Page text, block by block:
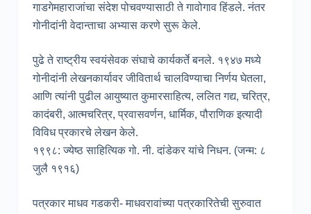
गाडगेमहाराजांचा संदेश पोचवण्यासाठी ते गावोगाव हिंडले. नंतर
गोनीदांनी वेदान्ताचा अभ्यास करणे सुरू केले.
पुढे ते राष्ट्रीय स्वयंसेवक संघाचे कार्यकर्ते बनले. १९४७ मध्ये
गोनीदांनी लेखनकार्यावर जीवितार्थ चालविण्याचा निर्णय घेतला,
आणि त्यांनी पुढील आयुष्यात कुमारसाहित्य, ललित गद्य, चरित्र,
कादंबरी, आत्मचरित्र, प्रवासवर्णन, धार्मिक, पौराणिक इत्यादी
विविध प्रकारचे लेखन केले.
१९९८: ज्येष्ठ साहित्यिक गो. नी. दांडेकर यांचे निधन. (जन्म: ८
जुलै १९१६)
पत्रकार माधव गडकरी- माधवरावांच्या पत्रकारितेची सुरुवात